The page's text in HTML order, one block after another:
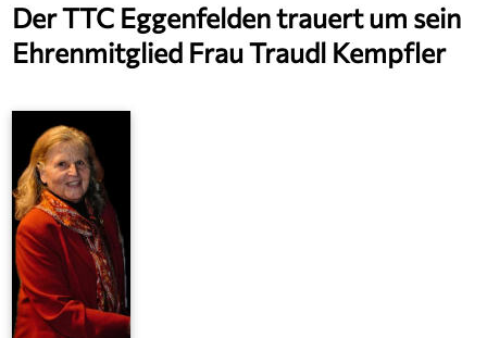
2018
2017 2016
2015
2014
2013 2012
2011
2010
2006
Der TTC Eggenfelden trauert um sein
Ehrenmitglied Frau Traudl Kempfler